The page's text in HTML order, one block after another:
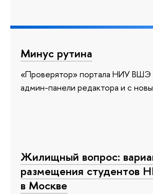
Минус рутина
«Проверятор» портала НИУ ВШЭ
админ-панели редактора и с
Жилищный вопрос:
размещения
в Москве